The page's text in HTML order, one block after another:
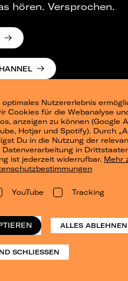
Nutzererlebnis
Cookies für die Webanalyse
anzeigen zu können (Google
Hotjar und Spotify). Durch
Du in die Nutzung der
Datenverarbeitung in
ist jederzeit widerrufbar. Mehr
YouTube Tracking
ALLES ABLEHNEN
SCHLIESSEN
hören. Versprochen.